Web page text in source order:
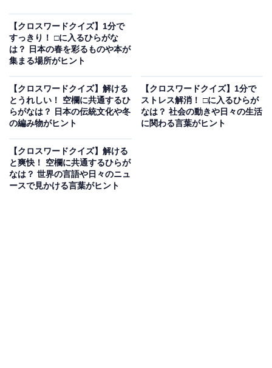
次ページ
【クロスワードクイズ】1分で
すっきり！ □に入るひらがな
は？ 日本の春を彩るものや本が
集まる場所がヒント
【クロスワードクイズ】解ける
とうれしい！ 空欄に共通するひ
らがなは？ 日本の伝統文化や冬
の編み物がヒント
【クロスワードクイズ】1分で
ストレス解消！ □に入るひらが
なは？ 社会の動きや日々の生活
に関わる言葉がヒント
【クロスワードクイズ】解ける
と爽快！ 空欄に共通するひらが
なは？ 世界の言語や日々のニュ
ースで見かける言葉がヒント